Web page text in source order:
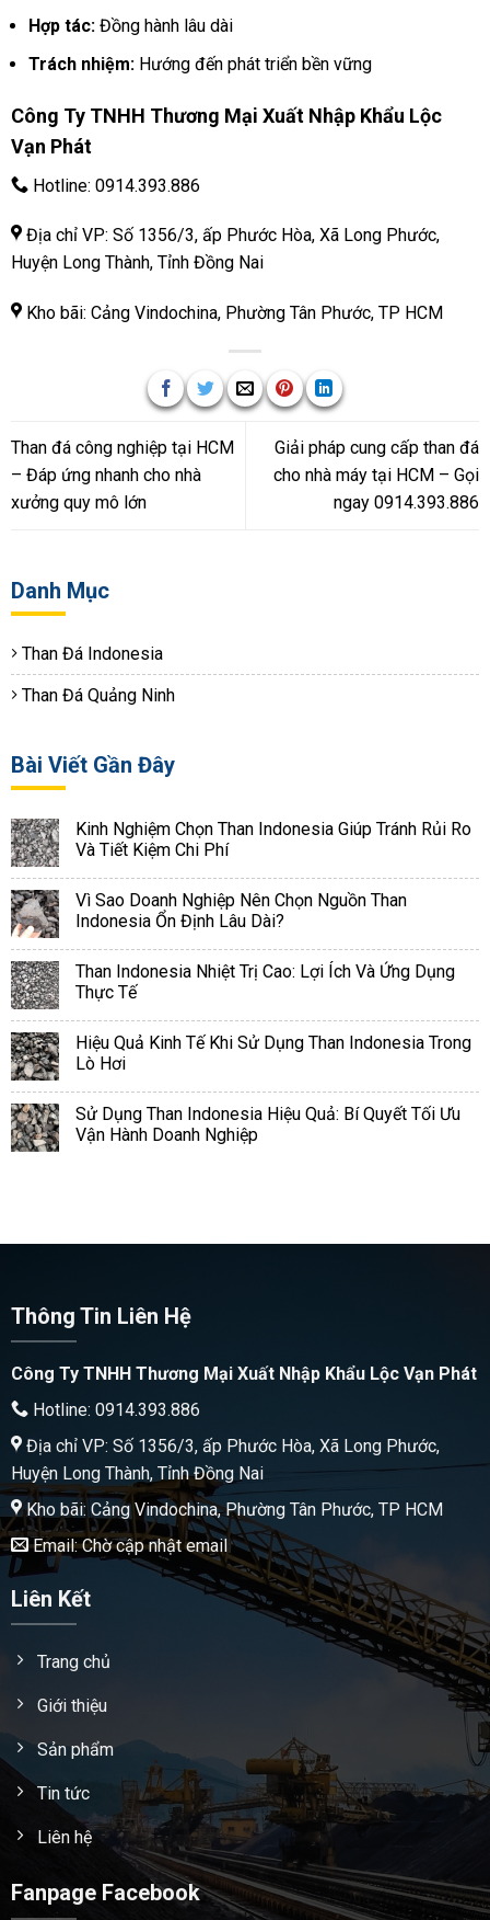
Danh Mục
Than Đá Indonesia
Than Đá Quảng Ninh
Bài Viết Gần Đây
Kinh Nghiệm Chọn Than Indonesia Giúp Tránh Rủi Ro
Và Tiết Kiệm Chi Phí
Vì Sao Doanh Nghiệp Nên Chọn Nguồn Than
Indonesia Ổn Định Lâu Dài?
Than Indonesia Nhiệt Trị Cao: Lợi Ích Và Ứng Dụng
Thực Tế
Hiệu Quả Kinh Tế Khi Sử Dụng Than Indonesia Trong
Lò Hơi
Sử Dụng Than Indonesia Hiệu Quả: Bí Quyết Tối Ưu
Vận Hành Doanh Nghiệp
Hợp tác:Đồng hành lâu dài
Trách nhiệm:Hướng đến phát triển bền vững
Công Ty TNHH Thương Mại Xuất Nhập Khẩu Lộc
Vạn Phát
Hotline: 0914.393.886
Địa chỉ VP: Số 1356/3, ấp Phước Hòa, Xã Long Phước,
Huyện Long Thành, Tỉnh Đồng Nai
Kho bãi: Cảng Vindochina, Phường Tân Phước, TP HCM
Than đá công nghiệp tại HCM
– Đáp ứng nhanh cho nhà
xưởng quy mô lớn
Giải pháp cung cấp than đá
cho nhà máy tại HCM – Gọi
ngay 0914.393.886
Thông Tin Liên Hệ
Công Ty TNHH Thương Mại Xuất Nhập Khẩu Lộc Vạn Phát
Hotline: 0914.393.886
Địa chỉ VP: Số 1356/3, ấp Phước Hòa, Xã Long Phước,
Huyện Long Thành, Tỉnh Đồng Nai
Kho bãi: Cảng Vindochina, Phường Tân Phước, TP HCM
Email: Chờ cập nhật email
Liên Kết
Trang chủ
Giới thiệu
Sản phẩm
Tin tức
Liên hệ
Fanpage Facebook